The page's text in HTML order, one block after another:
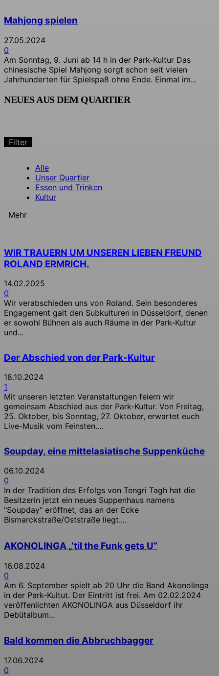
Mahjong spielen
27.05.2024
0
Am Sonntag, 9. Juni ab 14 h in der Park-Kultur Das
chinesische Spiel Mahjong sorgt schon seit vielen
Jahrhunderten für Spielspaß ohne Ende. Einmal im...
NEUES AUS DEM QUARTIER
Filter
Alle
Unser Quartier
Essen und Trinken
Kultur
Mehr
WIR TRAUERN UM UNSEREN LIEBEN FREUND
ROLAND ERMRICH.
14.02.2025
0
Wir verabschieden uns von Roland. Sein besonderes
Engagement galt den Subkulturen in Düsseldorf, denen
er sowohl Bühnen als auch Räume in der Park-Kultur
und...
Der Abschied von der Park-Kultur
18.10.2024
1
Mit unseren letzten Veranstaltungen feiern wir
gemeinsam Abschied aus der Park-Kultur. Von Freitag,
25. Oktober, bis Sonntag, 27. Oktober, erwartet euch
Live-Musik vom Feinsten....
Soupday, eine mittelasiatische Suppenküche
06.10.2024
0
In der Tradition des Erfolgs von Tengri Tagh hat die
Besitzerin jetzt ein neues Suppenhaus namens
"Soupday" eröffnet, das an der Ecke
Bismarckstraße/Oststraße liegt....
AKONOLINGA „‘til the Funk gets U“
16.08.2024
0
Am 6. September spielt ab 20 Uhr die Band Akonolinga
in der Park-Kultut. Der Eintritt ist frei. Am 02.02.2024
veröffenlichten AKONOLINGA aus Düsseldorf ihr
Debütalbum...
Bald kommen die Abbruchbagger
17.06.2024
0